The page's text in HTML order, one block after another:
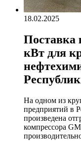
18.02.2025
Поставка
кВт для
На одном из
предприятий в
произведена
компрессора